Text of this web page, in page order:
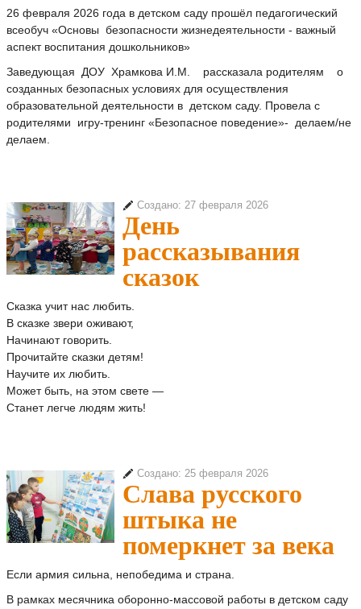
26 февраля 2026 года в детском саду прошёл педагогический
всеобуч «Основы безопасности жизнедеятельности - важный
аспект воспитания дошкольников»
Заведующая ДОУ Храмкова И.М. рассказала родителям о
созданных безопасных условиях для осуществления
образовательной деятельности в детском саду. Провела с
родителями игру-тренинг «Безопасное поведение»- делаем/не
делаем.
Создано: 27 февраля 2026
День
рассказывания
сказок
Сказка учит нас любить.
В сказке звери оживают,
Начинают говорить.
Прочитайте сказки детям!
Научите их любить.
Может быть, на этом свете —
Станет легче людям жить!
Создано: 25 февраля 2026
Слава русского
штыка не
померкнет за века
Если армия сильна, непобедима и страна.
В рамках месячника оборонно-массовой работы в детском саду